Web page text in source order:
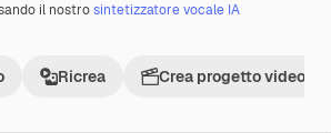
il nostrosintetizzatore vocale IA
Ricrea Crea progetto video